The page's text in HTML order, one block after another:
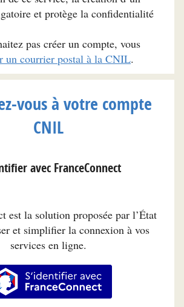
et protège la confidentialité
pas créer un compte, vous
un courrier postal à la CNIL.
vous à votre compte
CNIL
avec FranceConnect
est la solution proposée par l’État
et simplifier la connexion à vos
services en ligne.
S’identifier avec